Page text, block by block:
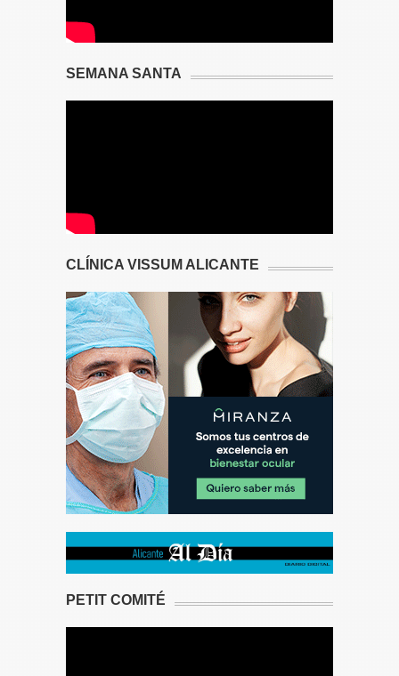
SEMANA SANTA
CLÍNICA VISSUM ALICANTE
PETIT COMITÉ